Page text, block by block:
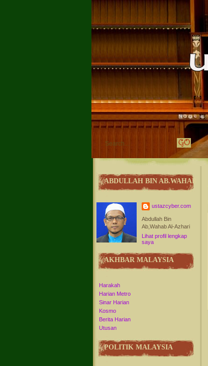
ABDULLAH BIN AB.WAHAB
ustazcyber.com
Abdullah Bin
Ab,Wahab Al-Azhari
Lihat profil lengkap
saya
AKHBAR MALAYSIA
Harakah
Harian Metro
Sinar Harian
Kosmo
Berita Harian
Utusan
POLITIK MALAYSIA